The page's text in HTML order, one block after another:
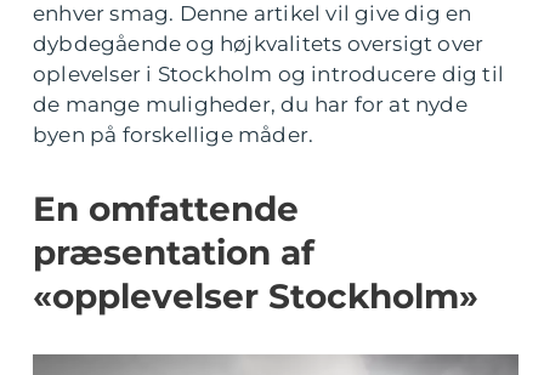
enhver smag. Denne artikel vil give dig en
dybdegående og højkvalitets oversigt over
oplevelser i Stockholm og introducere dig til
de mange muligheder, du har for at nyde
byen på forskellige måder.
En omfattende
præsentation af
«opplevelser Stockholm»